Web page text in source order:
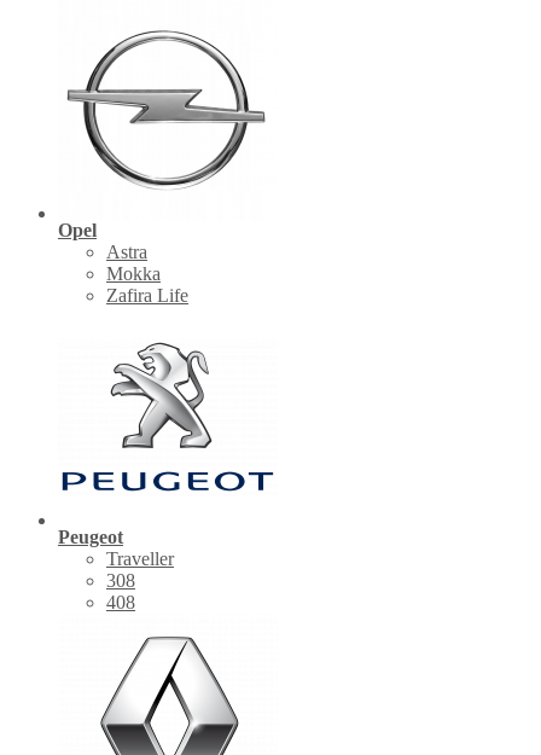
Opel
Astra
Mokka
Zafira Life
Peugeot
Traveller
308
408